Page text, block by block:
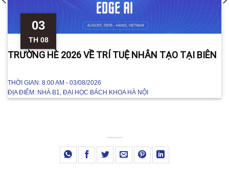
03
TH 08
TRƯỜNG HÈ 2026 VỀ TRÍ TUỆ NHÂN TẠO TẠI BIÊN
THỜI GIAN: 8:00 AM - 03/08/2026
ĐỊA ĐIỂM: NHÀ B1, ĐẠI HỌC BÁCH KHOA HÀ NỘI